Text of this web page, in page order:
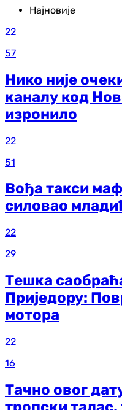
Најновије
22
57
Нико није
каналу код
изронило
22
51
Вођа такси
силовао
22
29
Тешка
Приједору:
мотора
22
16
Тачно овог